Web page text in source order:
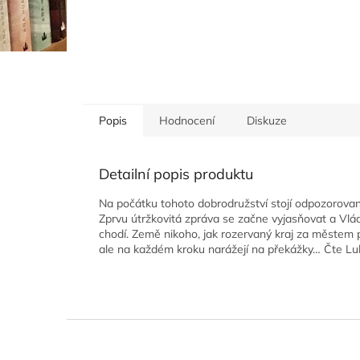
Popis Hodnocení Diskuze
Detailní popis produktu
Na počátku tohoto dobrodružství stojí
Zprvu útržkovitá zpráva se začne vyjasňovat a
chodí. Země nikoho, jak rozervaný kraj za
ale na každém kroku narážejí na překážky… Čte